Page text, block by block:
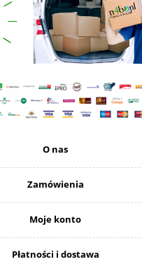
O nas
Zamówienia
Moje konto
Płatności i dostawa